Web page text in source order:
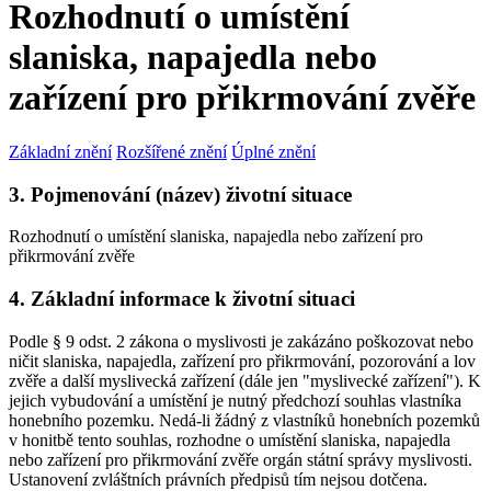
Rozhodnutí o umístění
slaniska, napajedla nebo
zařízení pro přikrmování zvěře
Základní znění Rozšířené znění Úplné znění
3. Pojmenování (název) životní situace
Rozhodnutí o umístění slaniska, napajedla nebo zařízení pro
přikrmování zvěře
4. Základní informace k životní situaci
Podle § 9 odst. 2 zákona o myslivosti je zakázáno poškozovat nebo
ničit slaniska, napajedla, zařízení pro přikrmování, pozorování a lov
zvěře a další myslivecká zařízení (dále jen "myslivecké zařízení"). K
jejich vybudování a umístění je nutný předchozí souhlas vlastníka
honebního pozemku. Nedá-li žádný z vlastníků honebních pozemků
v honitbě tento souhlas, rozhodne o umístění slaniska, napajedla
nebo zařízení pro přikrmování zvěře orgán státní správy myslivosti.
Ustanovení zvláštních právních předpisů tím nejsou dotčena.